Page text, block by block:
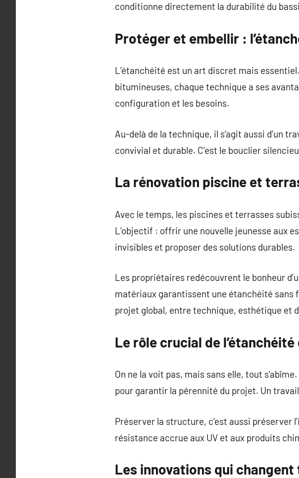
conditionne directement la durabilité du
Protéger et embellir :
L’étanchéité est un art discret mais
bitumineuses, chaque technique a ses
configuration et les besoins.
Au-delà de la technique, il s’agit aussi d’un
convivial et durable. C’est le bouclier
La rénovation piscine et
Avec le temps, les piscines et terrasses
L’objectif : offrir une nouvelle jeunesse aux
invisibles et proposer des solutions durables.
Les propriétaires redécouvrent le bonheur
matériaux garantissent une étanchéité sans
projet global, entre technique, esthétique et
Le rôle crucial de
On ne la voit pas, mais sans elle, tout
pour garantir la pérennité du projet. Un
Préserver la structure, c’est aussi
résistance accrue aux UV et aux produits
Les innovations qui